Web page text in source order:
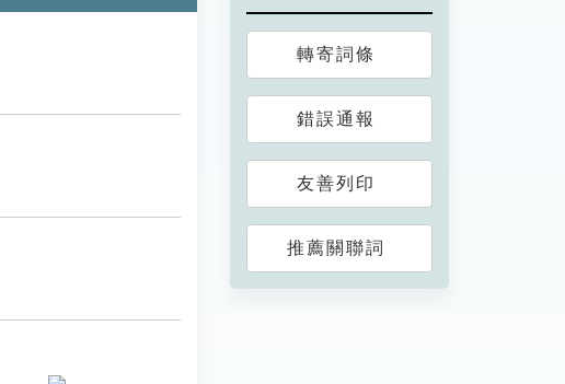
轉寄詞條
錯誤通報
友善列印
推薦關聯詞